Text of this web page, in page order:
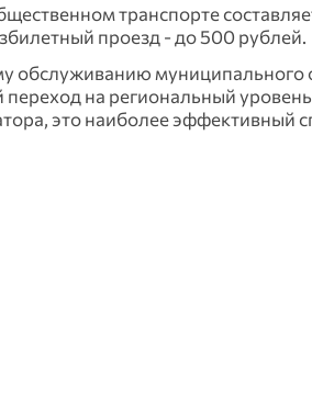
транспорте
проезд - до 500 рублей.
обслуживанию
на региональный
это наиболее эффективный